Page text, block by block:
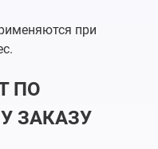
при
ПО
ЗАКАЗУ